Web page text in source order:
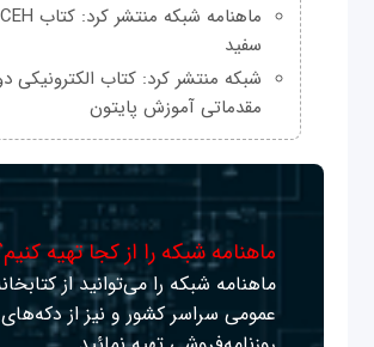
سفید
شبکه منتشر کرد: کتاب الکترونیکی
مقدماتی آموزش پایتون
ماهنامه شبکه را از کجا تهیه
ماهنامه شبکه را می‌توانید از
عمومی سراسر کشور و نیز از دکه‌های